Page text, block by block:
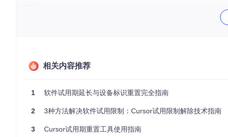
：此命令通过PowerShell的Invoke-RestMethod获取远
2.2 可执行文件方案
cd
相关内容推荐
1 软件试用期延长与设备标识重置完全指南
2 3种方法解决软件试用限制：Cursor试用限制解除技术指南
3 Cursor试用期重置工具使用指南